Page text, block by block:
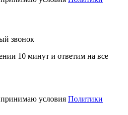
звонок
10 минут и ответим на все
условия Политики